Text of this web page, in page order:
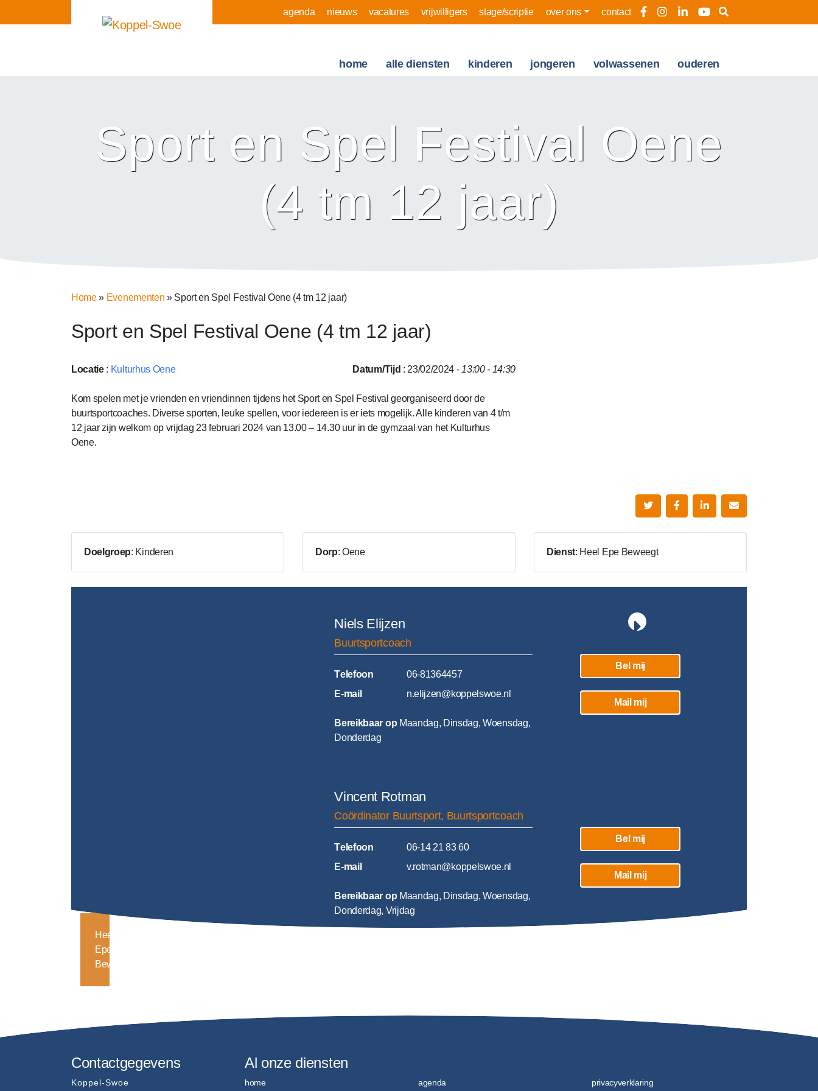
agenda nieuws vacatures vrijwilligers stage/scriptie over ons contact
home alle diensten kinderen jongeren volwassenen ouderen
Sport en Spel Festival Oene
(4 tm 12 jaar)
Home» Evenementen » Sport en Spel Festival Oene (4 tm 12 jaar)
Sport en Spel Festival Oene (4 tm 12 jaar)
Locatie: Kulturhus Oene Datum/Tijd : 23/02/2024 - 13:00 - 14:30
Kom spelen met je vrienden en vriendinnen tijdens het Sport en Spel Festival georganiseerd door de
buurtsportcoaches. Diverse sporten, leuke spellen, voor iedereen is er iets mogelijk. Alle kinderen van 4 t/m
12 jaar zijn welkom op vrijdag 23 februari 2024 van 13.00 – 14.30 uur in de gymzaal van het Kulturhus
Oene.
Doelgroep: Kinderen Dorp: Oene Dienst: Heel Epe Beweegt
Niels Elijzen
Buurtsportcoach
Telefoon
06-81364457
E-mail n.elijzen@koppelswoe.nl
Bereikbaar op Maandag, Dinsdag, Woensdag,
Donderdag
Bel mij
Mail mij
Vincent Rotman
Coördinator Buurtsport, Buurtsportcoach
Telefoon
06-14 21 83 60
E-mail v.rotman@koppelswoe.nl
Bereikbaar op Maandag, Dinsdag, Woensdag,
Donderdag, Vrijdag
Bel mij
Mail mij
Heel
Epe
Beweegt
Contactgegevens
Koppel-Swoe
Al onze diensten
home
agenda
privacyverklaring